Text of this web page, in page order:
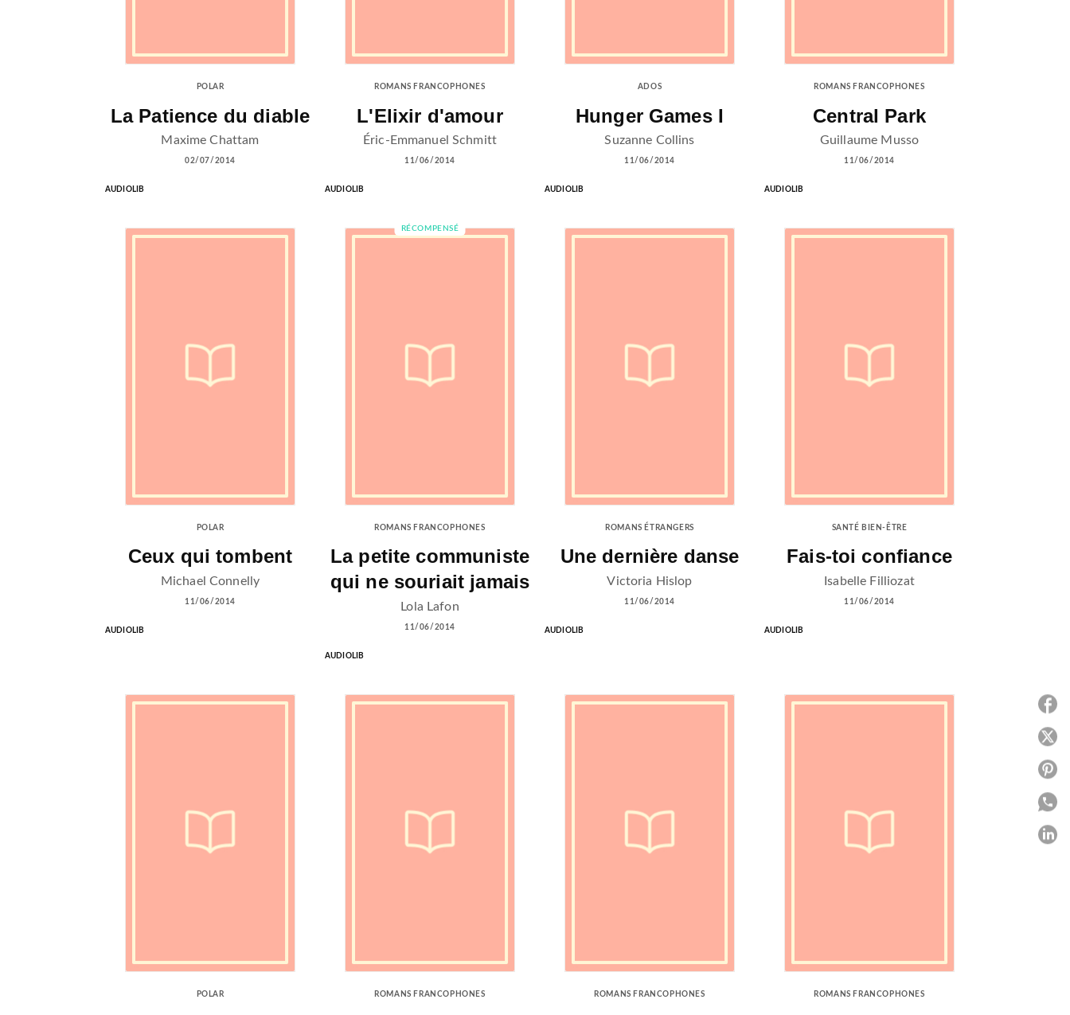
POLAR
La Patience du diable
Maxime Chattam
02/07/2014
AUDIOLIB
ROMANS FRANCOPHONES
L'Elixir d'amour
Éric-Emmanuel Schmitt
11/06/2014
AUDIOLIB
ADOS
Hunger Games I
Suzanne Collins
11/06/2014
AUDIOLIB
ROMANS FRANCOPHONES
Central Park
Guillaume Musso
11/06/2014
AUDIOLIB
POLAR
Ceux qui tombent
Michael Connelly
11/06/2014
AUDIOLIB
RÉCOMPENSÉ
ROMANS FRANCOPHONES
La petite communiste
qui ne souriait jamais
Lola Lafon
11/06/2014
AUDIOLIB
ROMANS ÉTRANGERS
Une dernière danse
Victoria Hislop
11/06/2014
AUDIOLIB
SANTÉ BIEN-ÊTRE
Fais-toi confiance
Isabelle Filliozat
11/06/2014
AUDIOLIB
POLAR ROMANS FRANCOPHONES ROMANS FRANCOPHONES ROMANS FRANCOPHONES